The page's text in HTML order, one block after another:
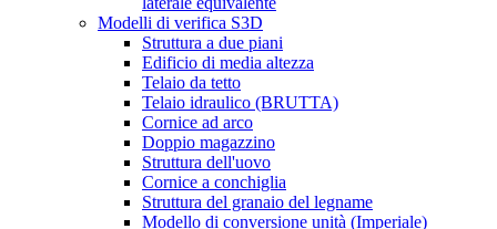
Modelli di verifica S3D
Struttura a due piani
Edificio di media altezza
Telaio da tetto
Telaio idraulico (BRUTTA)
Cornice ad arco
Doppio magazzino
Struttura dell'uovo
Cornice a conchiglia
Struttura del granaio del legname
Modello di conversione unità (Imperiale)